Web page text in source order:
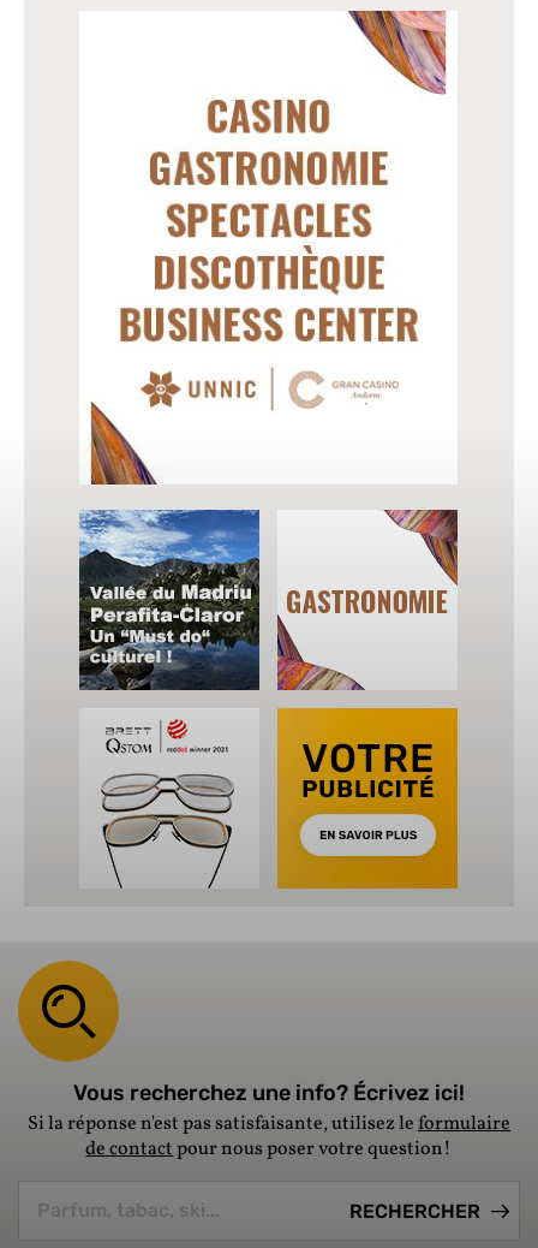
Vous recherchez une info? Écrivez ici!
Si la réponse n'est pas satisfaisante, utilisez leformulaire
de contactpour nous poser votre question!